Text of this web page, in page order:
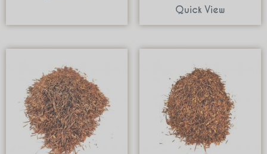
Quick View
€ 31.18
€ 33.68